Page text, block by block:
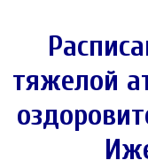
тяжелой